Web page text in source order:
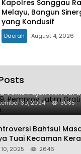
Kapolres Sanggau
Melayu, Bangun
yang Kondusif
Daerah August 4, 2026
Jadi Ke-79,
Jenis Pajak
30, 2024 3085
Bahtsul
Tuai Kecaman
2025 2646